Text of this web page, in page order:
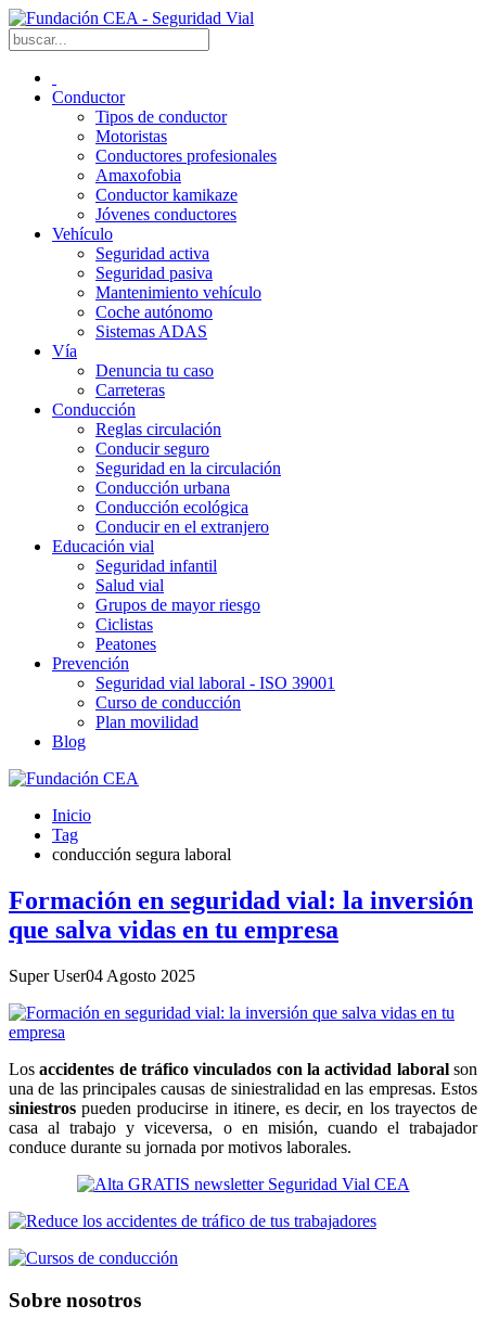
Conductor
Tipos de conductor
Motoristas
Conductores profesionales
Amaxofobia
Conductor kamikaze
Jóvenes conductores
Vehículo
Seguridad activa
Seguridad pasiva
Mantenimiento vehículo
Coche autónomo
Sistemas ADAS
Vía
Denuncia tu caso
Carreteras
Conducción
Reglas circulación
Conducir seguro
Seguridad en la circulación
Conducción urbana
Conducción ecológica
Conducir en el extranjero
Educación vial
Seguridad infantil
Salud vial
Grupos de mayor riesgo
Ciclistas
Peatones
Prevención
Seguridad vial laboral - ISO 39001
Curso de conducción
Plan movilidad
Blog
Inicio
Tag
conducción segura laboral
Formación en seguridad vial: la inversión
que salva vidas en tu empresa
Super User04 Agosto 2025
Losaccidentes de tráfico vinculados con la actividad laboralson
una de las principales causas de siniestralidad en las empresas. Estos
siniestros pueden producirse in itinere, es decir, en los trayectos de
casa al trabajo y viceversa, o en misión, cuando el trabajador
conduce durante su jornada por motivos laborales.
Sobre nosotros